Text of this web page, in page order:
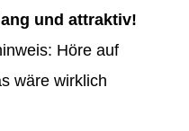
und attraktiv!
Höre auf
wäre wirklich